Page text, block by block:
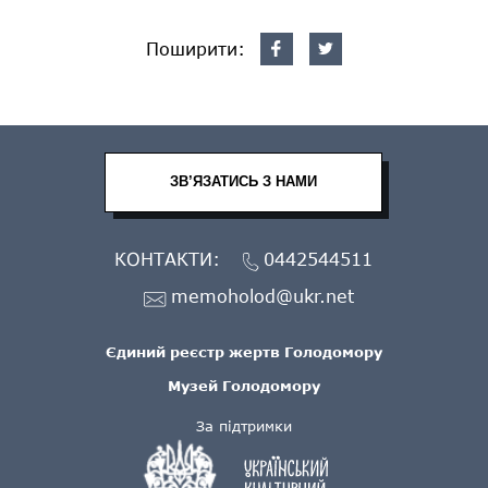
Поширити:
За підтримки
Єдиний реєстр жертв Голодомору
Музей Голодомору
ЗВ’ЯЗАТИСЬ З НАМИ
КОНТАКТИ:
0442544511
memoholod@ukr.net